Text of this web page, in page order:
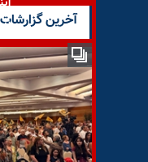
آخرین